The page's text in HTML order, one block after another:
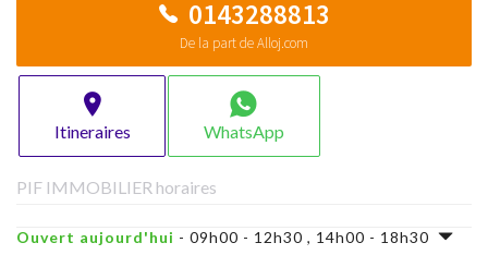
0143288813
De la part de Alloj.com
Itineraires WhatsApp
PIF IMMOBILIER horaires
Ouvert aujourd'hui - 09h00 - 12h30 , 14h00 - 18h30